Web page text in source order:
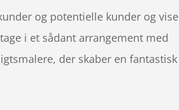
og potentielle kunder og vise
i et sådant arrangement med
der skaber en fantastisk